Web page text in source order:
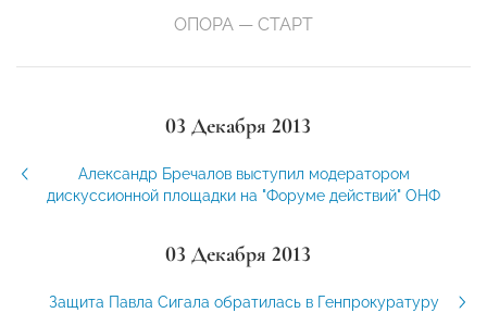
ОПОРА — СТАРТ
03 Декабря 2013
Александр Бречалов выступил модератором
дискуссионной площадки на "Форуме действий" ОНФ
03 Декабря 2013
Защита Павла Сигала обратилась в Генпрокуратуру